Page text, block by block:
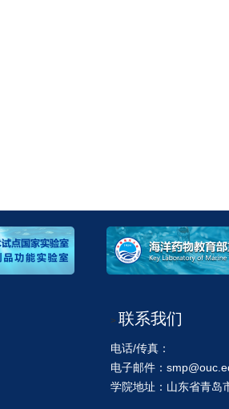
> 联系我们
电话/传真：
电子邮件：
学院地址：山东省青岛